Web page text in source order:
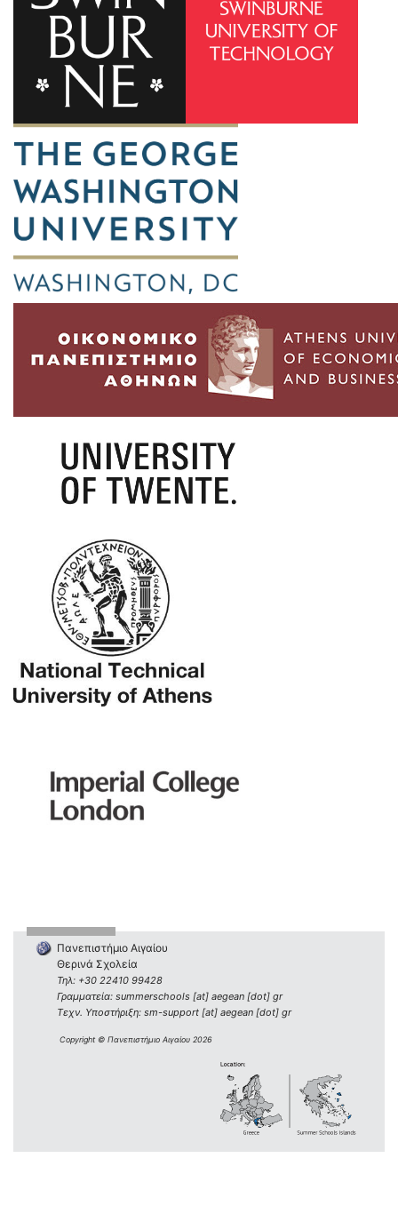
Πανεπιστήμιο Αιγαίου
Θερινά Σχολεία
Τηλ: +30 22410 99428
Γραμματεία: summerschools [at] aegean [dot] gr
Τεχν. Υποστήριξη: sm-support [at] aegean [dot] gr
Copyright © Πανεπιστήμιο Αιγαίου 2026